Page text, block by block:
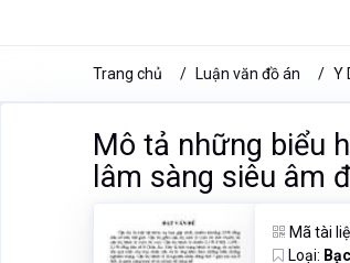
Trang chủ Luận văn đồ án Y
Mô tả những biểu
lâm sàng siêu âm
Mã tài
Loại: Bạc